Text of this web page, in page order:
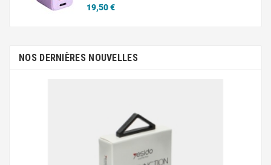
19,50 €Prix
NOS DERNIÈRES NOUVELLES